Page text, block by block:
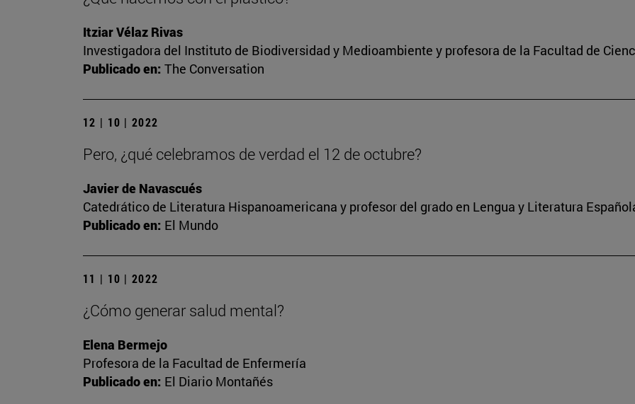
Itziar Vélaz Rivas
Investigadora del Instituto de Biodiversidad y Medioambiente y profesora de la Facultad de
Publicado en: The Conversation
12 | 10 | 2022
Pero, ¿qué celebramos de verdad el 12 de octubre?
Javier de Navascués
Catedrático de Literatura Hispanoamericana y profesor del grado en Lengua y Literatura
Publicado en: El Mundo
11 | 10 | 2022
¿Cómo generar salud mental?
Elena Bermejo
Profesora de la Facultad de Enfermería
Publicado en: El Diario Montañés